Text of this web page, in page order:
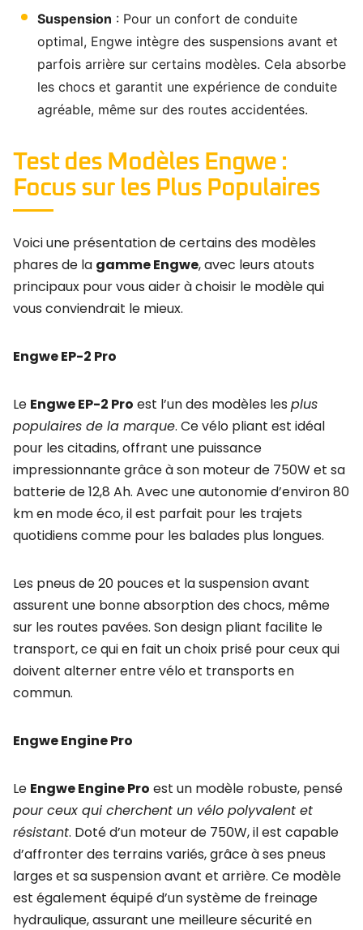
Suspension : Pour un confort de conduite
optimal, Engwe intègre des suspensions avant et
parfois arrière sur certains modèles. Cela absorbe
les chocs et garantit une expérience de conduite
agréable, même sur des routes accidentées.
Test des Modèles Engwe :
Focus sur les Plus Populaires
Voici une présentation de certains des modèles
phares de la gamme Engwe, avec leurs atouts
principaux pour vous aider à choisir le modèle qui
vous conviendrait le mieux.
Engwe EP-2 Pro
Le Engwe EP-2 Pro est l’un des modèles les plus
populaires de la marque. Ce vélo pliant est idéal
pour les citadins, offrant une puissance
impressionnante grâce à son moteur de 750W et sa
batterie de 12,8 Ah. Avec une autonomie d’environ 80
km en mode éco, il est parfait pour les trajets
quotidiens comme pour les balades plus longues.
Les pneus de 20 pouces et la suspension avant
assurent une bonne absorption des chocs, même
sur les routes pavées. Son design pliant facilite le
transport, ce qui en fait un choix prisé pour ceux qui
doivent alterner entre vélo et transports en
commun.
Engwe Engine Pro
Le Engwe Engine Pro est un modèle robuste, pensé
pour ceux qui cherchent un vélo polyvalent et
résistant. Doté d’un moteur de 750W, il est capable
d’affronter des terrains variés, grâce à ses pneus
larges et sa suspension avant et arrière. Ce modèle
est également équipé d’un système de freinage
hydraulique, assurant une meilleure sécurité en